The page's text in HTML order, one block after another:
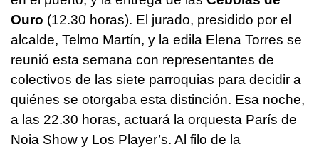
Ouro (12.30 horas). El jurado, presidido por el
alcalde, Telmo Martín, y la edila Elena Torres se
reunió esta semana con representantes de
colectivos de las siete parroquias para decidir a
quiénes se otorgaba esta distinción. Esa noche,
a las 22.30 horas, actuará la orquesta París de
Noia Show y Los Player’s. Al filo de la